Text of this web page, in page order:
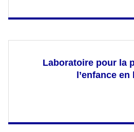
Laboratoire pour la
l’enfance en